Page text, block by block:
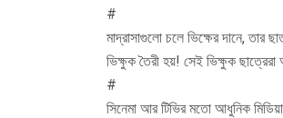
#
মাদ্রাসাগুলো চলে ভিক্ষের দানে, তার
ভিক্ষুক তৈরী হয়! সেই ভিক্ষুক
#
সিনেমা আর টিভির মতো আধুনিক